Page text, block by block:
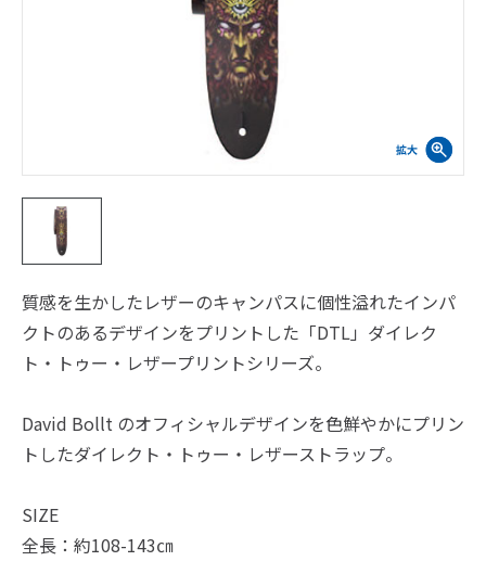
質感を生かしたレザーのキャンパスに個性溢れたインパ
クトのあるデザインをプリントした「DTL」ダイレク
ト・トゥー・レザープリントシリーズ。
David Bollt のオフィシャルデザインを色鮮やかにプリン
トしたダイレクト・トゥー・レザーストラップ。
SIZE
全長：約108-143㎝